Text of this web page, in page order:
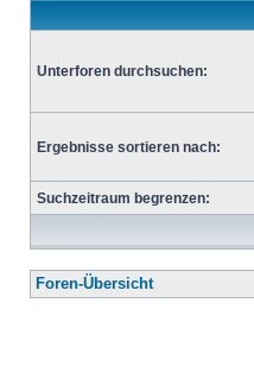
Unterforen durchsuchen:
Ergebnisse sortieren nach:
Suchzeitraum begrenzen:
Foren-Übersicht